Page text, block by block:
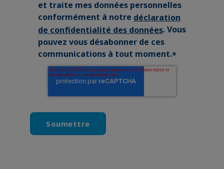
et traite mes données personnelles
conformément à notre déclaration
de confidentialité des données. Vous
pouvez vous désabonner de ces
communications à tout moment.*